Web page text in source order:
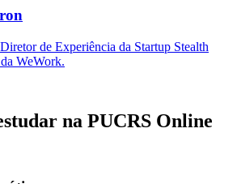
de Experiência da Startup Stealth
WeWork.
na PUCRS Online